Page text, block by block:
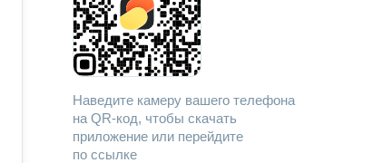
Наведите камеру вашего телефона
на QR-код, чтобы скачать
приложение или перейдите
по ссылке